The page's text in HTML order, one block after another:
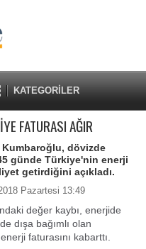
KATEGORİLER
FATURASI AĞIR
Kumbaroğlu, dövizde
günde Türkiye'nin enerji
getirdiğini açıkladı.
Pazartesi 13:49
değer kaybı, enerjide
dışa bağımlı olan
faturasını kabarttı.